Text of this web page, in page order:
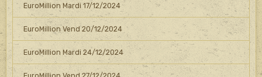
EuroMillion Mardi 17/12/2024
EuroMillion Vend 20/12/2024
EuroMillion Mardi 24/12/2024